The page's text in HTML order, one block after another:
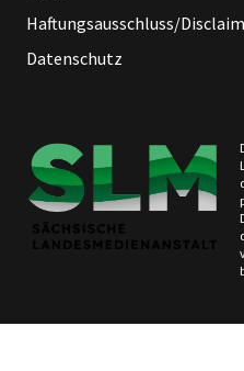
Haftungsausschluss/
Datenschutz